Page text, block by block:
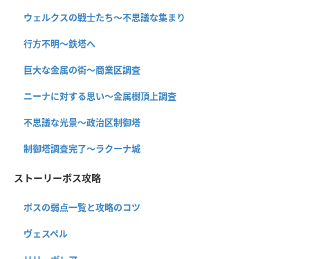
ウェルクスの戦士たち〜不思議な集まり
行方不明〜鉄塔へ
巨大な金属の街〜商業区調査
ニーナに対する思い〜金属樹頂上調査
不思議な光景〜政治区制御塔
制御塔調査完了〜ラクーナ城
ストーリーボス攻略
ボスの弱点一覧と攻略のコツ
ヴェスペル